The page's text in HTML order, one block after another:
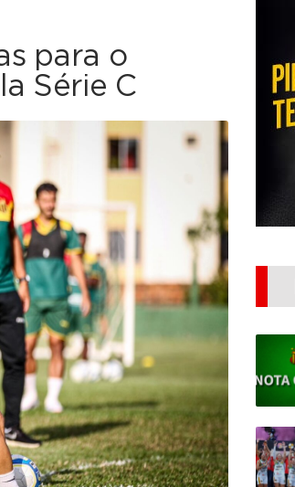
para o
Série C